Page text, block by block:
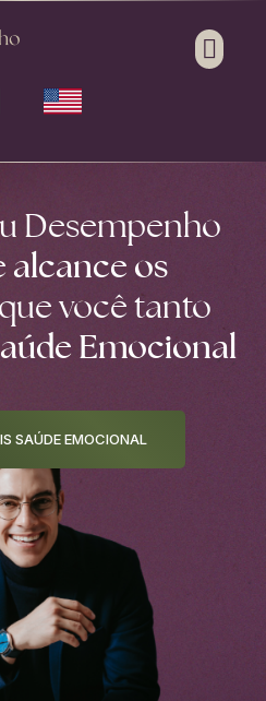
Desempenho
alcance os
que você tanto
Emocional
SAÚDE EMOCIONAL